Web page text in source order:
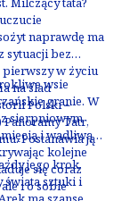
Milczący tata?
naprawdę ma
sytuacji bez
pierwszy w życiu
na ślad
Polski –
Tatr,
Postanawia ją
wsie
granie. W
sierpniowym
i wadliwą
kolejne
się coraz
i o sobie
jego krok,
świata sztuki i